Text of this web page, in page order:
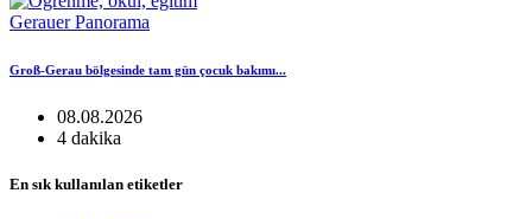
Gerauer Panorama
Groß-Gerau bölgesinde tam gün çocuk bakımı...
08.08.2026
4 dakika
En sık kullanılan etiketler